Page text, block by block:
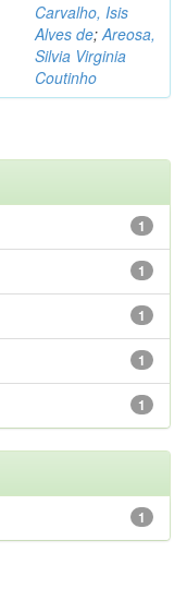
Carvalho, Isis
Alves de;Areosa,
Silvia Virginia
Coutinho
1
1
1
1
1
1